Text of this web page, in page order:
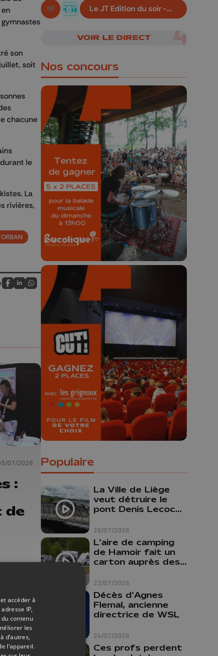
son
soit
chacune
le
La
rivières,
ORBAN
Partagez sur FaceBook
Partagez sur LinkedIn
Partagez sur Whatsapp
07/2026
:
de
En live!
Le JT Edition du soir -
06/08/2026
VOIR LE DIRECT
Nos concours
🎁 Gagnez 5x2
places pour le
Bucolique Ferrières
Festival 🌿🎶
Concours valable jusqu'au 9 août,
23h59.
🎬 Concours CUT x
Les Grignoux ✨
Concours permanent - 2 places à
gagner chaque semaine !
Populaire
28/07/2026
La Ville de Liège
veut détruire le
pont Denis Lecocq
budget pour le
faire
23/07/2026
L'aire de camping
de Hamoir fait un
carton auprès des
24/07/2026
Décès d'Agnes
Flemal, ancienne
directrice de WSL
Ces profs perdent
accéder à
IP,
contenu
les
d’autres,
l’appareil.